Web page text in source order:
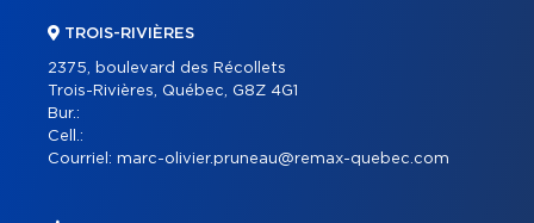
TROIS-RIVIÈRES
2375, boulevard des Récollets
Trois-Rivières, Québec, G8Z 4G1
Bur.:
Cell.:
Courriel: marc-olivier.pruneau@remax-quebec.com